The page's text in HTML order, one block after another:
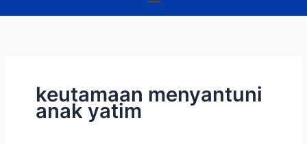
keutamaan menyantuni
anak yatim